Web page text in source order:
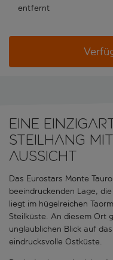
entfernt
Eine
Steilhang
Aussicht
Das Eurostars Monte
beeindruckenden Lage,
liegt im hügelreichen
Steilküste. An diesem Ort
unglaublichen Blick auf
eindrucksvolle Ostküste.